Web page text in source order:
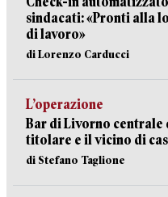
sindacati: «Pronti alla
di lavoro»
di Lorenzo Carducci
L’operazione
Bar di Livorno
titolare e il vicino di
di Stefano Taglione